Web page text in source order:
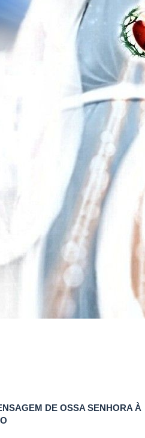
DE OSSA SENHORA À